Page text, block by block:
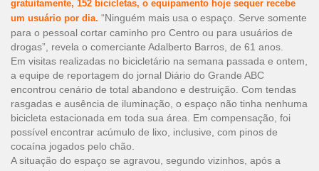
gratuitamente, 152 bicicletas, o equipamento hoje sequer recebe
um usuário por dia. “Ninguém mais usa o espaço. Serve somente
para o pessoal cortar caminho pro Centro ou para usuários de
drogas”, revela o comerciante Adalberto Barros, de 61 anos.
Em visitas realizadas no bicicletário na semana passada e ontem,
a equipe de reportagem do jornal Diário do Grande ABC
encontrou cenário de total abandono e destruição. Com tendas
rasgadas e ausência de iluminação, o espaço não tinha nenhuma
bicicleta estacionada em toda sua área. Em compensação, foi
possível encontrar acúmulo de lixo, inclusive, com pinos de
cocaína jogados pelo chão.
A situação do espaço se agravou, segundo vizinhos, após a